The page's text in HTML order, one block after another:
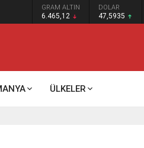
GRAM ALTIN
6.465,12
DOLAR
47,5935
ÜLKELER